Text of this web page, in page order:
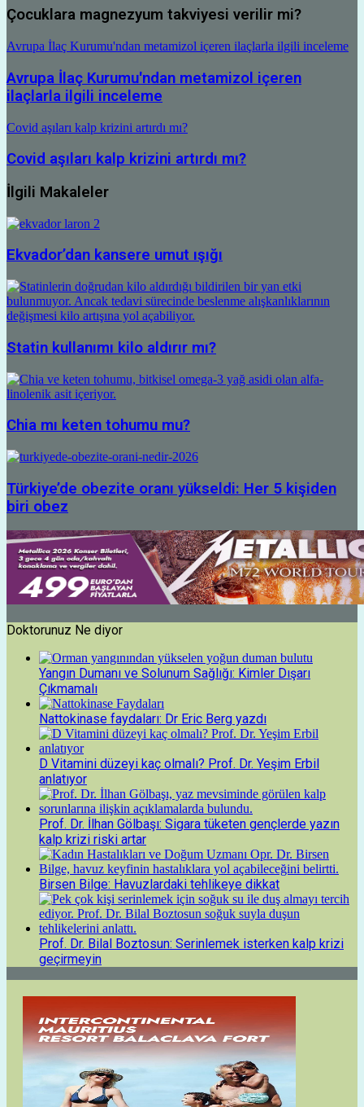
Çocuklara magnezyum takviyesi verilir mi?
Avrupa İlaç Kurumu'ndan metamizol içeren ilaçlarla ilgili inceleme
Avrupa İlaç Kurumu'ndan metamizol içeren
ilaçlarla ilgili inceleme
Covid aşıları kalp krizini artırdı mı?
Covid aşıları kalp krizini artırdı mı?
İlgili Makaleler
Ekvador’dan kansere umut ışığı
Statin kullanımı kilo aldırır mı?
Chia mı keten tohumu mu?
Türkiye’de obezite oranı yükseldi: Her 5 kişiden
biri obez
Doktorunuz Ne diyor
Yangın Dumanı ve Solunum Sağlığı: Kimler Dışarı
Çıkmamalı
Nattokinase faydaları: Dr Eric Berg yazdı
D Vitamini düzeyi kaç olmalı? Prof. Dr. Yeşim Erbil
anlatıyor
Prof. Dr. İlhan Gölbaşı: Sigara tüketen gençlerde yazın
kalp krizi riski artar
Birsen Bilge: Havuzlardaki tehlikeye dikkat
Prof. Dr. Bilal Boztosun: Serinlemek isterken kalp krizi
geçirmeyin